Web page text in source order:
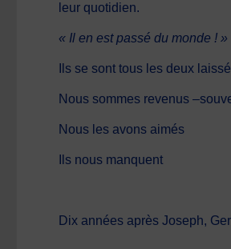
leur quotidien.
« Il en est passé du monde ! »
Ils se sont tous les deux
Nous sommes revenus
Nous les avons aimés
Ils nous manquent
Dix années après Joseph,